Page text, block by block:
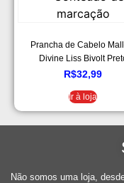
Prancha de Cabelo
Divine Liss Bivolt
R$32,99
Ir à loja
Não somos uma loja,